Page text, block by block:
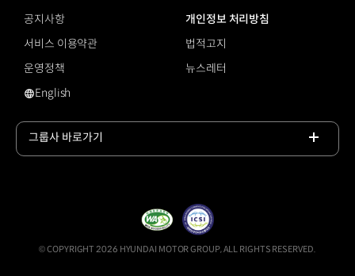
공지사항
개인정보 처리방침
서비스 이용약관
법적고지
운영정책
뉴스레터
#아이오닉 6 블랙 에디션
English
그룹사 바로가기
© COPYRIGHT 2026 HYUNDAI MOTOR GROUP, ALL RIGHTS RESERVED.